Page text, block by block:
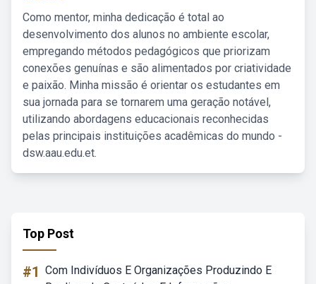
Como mentor, minha dedicação é total ao
desenvolvimento dos alunos no ambiente escolar,
empregando métodos pedagógicos que priorizam
conexões genuínas e são alimentados por criatividade
e paixão. Minha missão é orientar os estudantes em
sua jornada para se tornarem uma geração notável,
utilizando abordagens educacionais reconhecidas
pelas principais instituições acadêmicas do mundo -
dsw.aau.edu.et.
Top Post
#1 Com Indivíduos E Organizações Produzindo E